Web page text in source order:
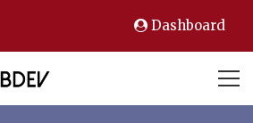
Dashboard